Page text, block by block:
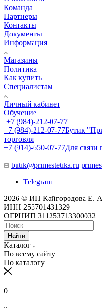
Команда
Партнеры
Контакты
Документы
Информация
Магазины
Политика
Как купить
Специалистам
Личный кабинет
Обучение
+7 (984)-212-07-77
+7 (984)-212-07-77Бутик
торговля
+7 (914)-650-07-77Для связи
butik@primestetika.ru
Telegram
2026 © ИП Кайгородова Е.
ИНН 253701431329
ОГРНИП 311253713300032
Найти
Каталог
По всему сайту
По каталогу
0